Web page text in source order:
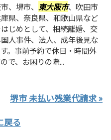
、堺市、 東大阪市、吹田市
県、奈良県、和歌山県など
じめとして、相続離婚、交
人事件、法人、成年後見な
。事前予約で休日・時間外
で、お困りの際...
堺市 未払い残業代請求 »
戻る